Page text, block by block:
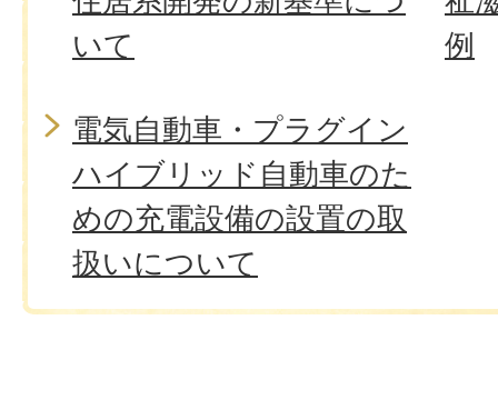
いて
例
電気自動車・プラグイン
ハイブリッド自動車のた
めの充電設備の設置の取
扱いについて